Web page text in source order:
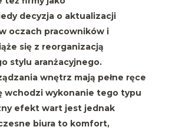
decyzja o aktualizacji
oczach pracowników i
się z reorganizacją
stylu aranżacyjnego.
wnętrz mają pełne ręce
wchodzi wykonanie tego typu
efekt wart jest jednak
biura to komfort,